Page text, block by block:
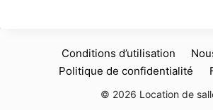
Conditions d’utilisation
Politique de confidentialité
© 2026 Location de